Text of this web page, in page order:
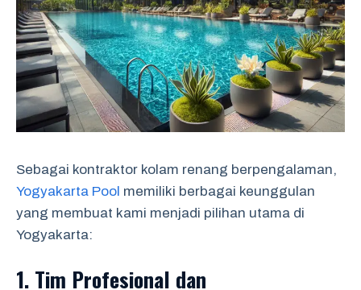
Sebagai kontraktor kolam renang berpengalaman,
Yogyakarta Pool memiliki berbagai keunggulan
yang membuat kami menjadi pilihan utama di
Yogyakarta:
1. Tim Profesional dan